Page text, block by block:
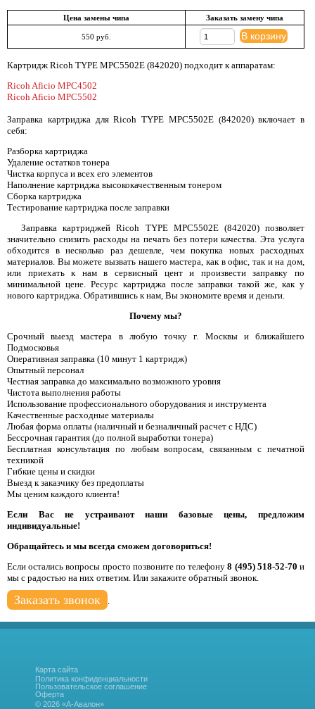
Цена замены чипа Заказать замену чипа
550 руб. В корзину
Картридж Ricoh TYPE MPC5502E (842020) подходит к аппаратам:
Ricoh Aficio MPC4502
Ricoh Aficio MPC5502
Заправка картриджа для Ricoh TYPE MPC5502E (842020) включает в
себя:
Разборка картриджа
Удаление остатков тонера
Чистка корпуса и всех его элементов
Наполнение картриджа высококачественным тонером
Сборка картриджа
Тестирование картриджа после заправки
Заправка картриджей Ricoh TYPE MPC5502E (842020) позволяет
значительно снизить расходы на печать без потери качества. Эта услуга
обходится в несколько раз дешевле, чем покупка новых расходных
материалов. Вы можете вызвать нашего мастера, как в офис, так и на дом,
или приехать к нам в сервисный цент и произвести заправку по
минимальной цене. Ресурс картриджа после заправки такой же, как у
нового картриджа. Обратившись к нам, Вы экономите время и деньги.
Почему мы?
Срочный выезд мастера в любую точку г. Москвы и ближайшего
Подмосковья
Оперативная заправка (10 минут 1 картридж)
Опытный персонал
Честная заправка до максимально возможного уровня
Чистота выполнения работы
Использование профессионального оборудования и инструмента
Качественные расходные материалы
Любая форма оплаты (наличный и безналичный расчет с НДС)
Бессрочная гарантия (до полной выработки тонера)
Бесплатная консультация по любым вопросам, связанным с печатной
техникой
Гибкие цены и скидки
Выезд к заказчику без предоплаты
Мы ценим каждого клиента!
Если Вас не устраивают наши базовые цены, предложим
индивидуальные!
Обращайтесь и мы всегда сможем договориться!
Если остались вопросы просто позвоните по телефону8 (495) 518-52-70 и
мы с радостью на них ответим. Или закажите обратный звонок.
Заказать звонок
Карта сайта
Политика конфиденциальности
Пользовательское соглашение
Оферта
© 2026 «А-Авалон»